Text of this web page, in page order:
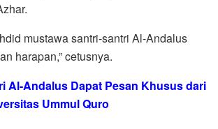
mustawa santri-santri Al-Andalus
harapan,” cetusnya.
Al-Andalus Dapat Pesan Khusus dari
Ummul Quro